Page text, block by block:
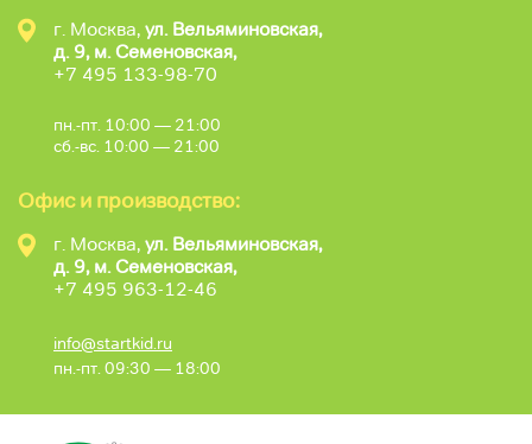
г. Москва, ул. Вельяминовская,
д. 9, м. Семеновская,
+7 495 133-98-70
пн.-пт. 10:00 — 21:00
сб.-вс. 10:00 — 21:00
Офис и производство:
г. Москва, ул. Вельяминовская,
д. 9, м. Семеновская,
+7 495 963-12-46
info@startkid.ru
пн.-пт. 09:30 — 18:00